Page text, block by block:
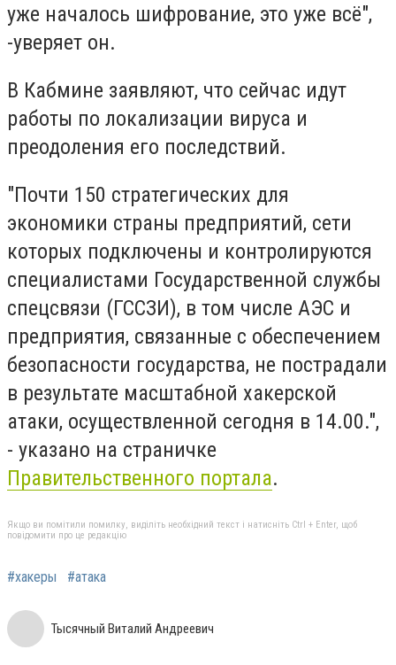
уже началось шифрование, это уже всё",
-уверяет он.
В Кабмине заявляют, что сейчас идут
работы по локализации вируса и
преодоления его последствий.
"Почти 150 стратегических для
экономики страны предприятий, сети
которых подключены и контролируются
специалистами Государственной службы
спецсвязи (ГССЗИ), в том числе АЭС и
предприятия, связанные с обеспечением
безопасности государства, не пострадали
в результате масштабной хакерской
атаки, осуществленной сегодня в 14.00.",
- указано на страничке
Правительственного портала.
Якщо ви помітили помилку, виділіть необхідний текст і натисніть Ctrl + Enter, щоб
повідомити про це редакцію
#хакеры #атака
Тысячный Виталий Андреевич